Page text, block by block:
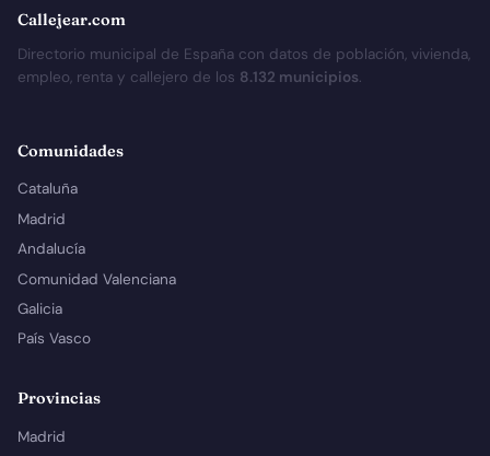
Callejear.com
Directorio municipal de España con datos de población, vivienda,
empleo, renta y callejero de los 8.132 municipios.
Comunidades
Cataluña
Madrid
Andalucía
Comunidad Valenciana
Galicia
País Vasco
Provincias
Madrid